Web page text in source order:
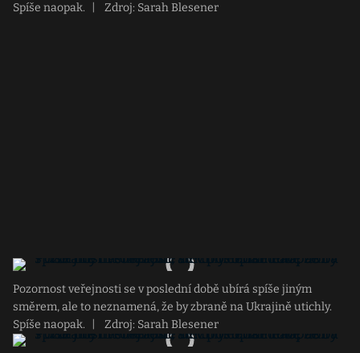
Spíše naopak.
Zdroj: Sarah Blesener
Pozornost veřejnosti se v poslední době ubírá spíše jiným
směrem, ale to neznamená, že by zbraně na Ukrajině utichly.
Spíše naopak.
Zdroj: Sarah Blesener